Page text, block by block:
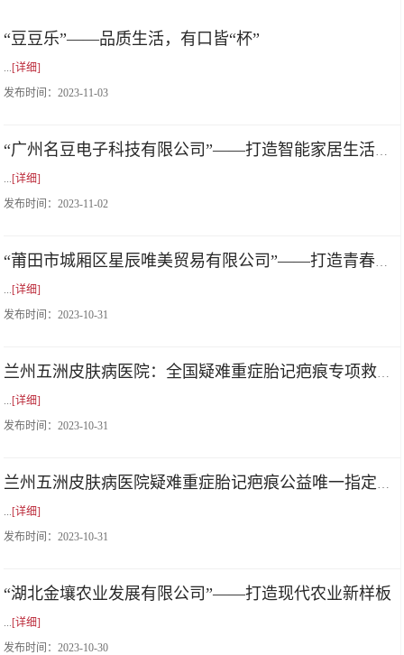
“豆豆乐”——品质生活，有口皆“杯”
...[详细]
发布时间：2023-11-03
...[详细]
发布时间：2023-11-02
...[详细]
发布时间：2023-10-31
...[详细]
发布时间：2023-10-31
...[详细]
发布时间：2023-10-31
“湖北金壤农业发展有限公司”——打造现代农业新样板
...[详细]
发布时间：2023-10-30